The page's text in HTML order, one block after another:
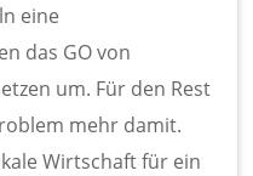
eine
das GO von
um. Für den Rest
mehr damit.
Wirtschaft für ein